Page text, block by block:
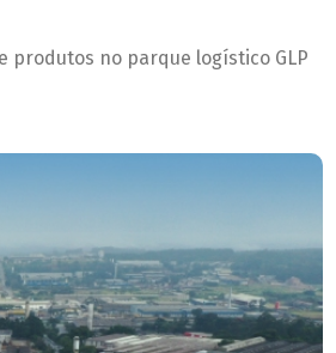
produtos no parque logístico GLP